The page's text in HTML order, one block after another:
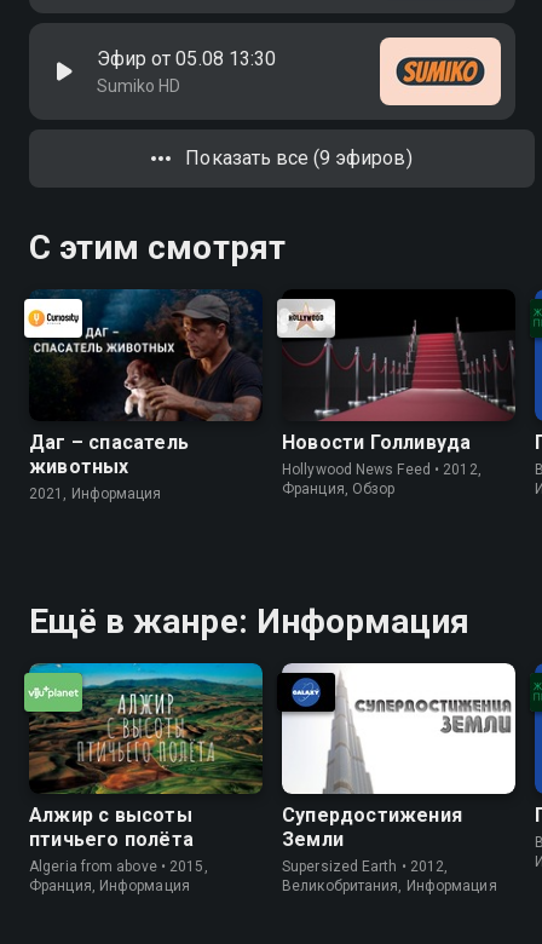
Эфир от 05.08 13:30
Sumiko HD
Показать все (9 эфиров)
С этим смотрят
Даг – спасатель
животных
2021, Информация
Новости Голливуда
Hollywood News Feed • 2012,
Франция, Обзор
Ещё в жанре: Информация
Алжир с высоты
птичьего полёта
Algeria from above • 2015,
Франция, Информация
Супердостижения
Земли
Supersized Earth • 2012,
Великобритания, Информация